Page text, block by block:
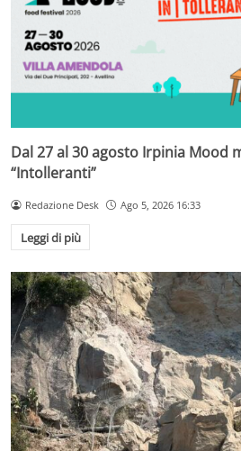
Dal 27 al 30 agosto Irpinia Mood
“Intolleranti”
Redazione Desk Ago 5, 2026 16:33
Leggi di più